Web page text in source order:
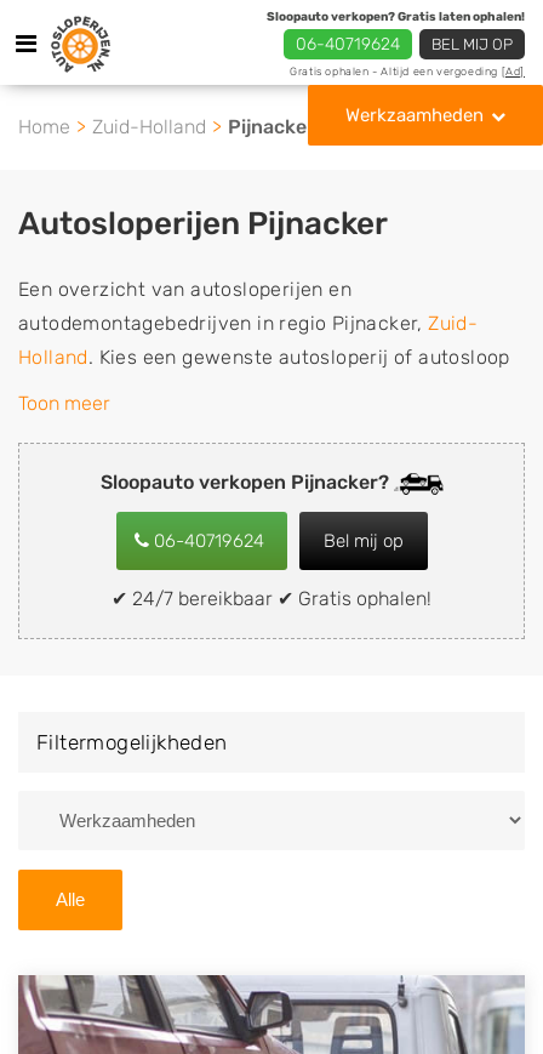
Sloopauto verkopen? Gratis laten ophalen!
06-40719624 BEL MIJ OP
Gratis ophalen - Altijd een vergoeding [Ad]
Werkzaamheden
Home Zuid-Holland Pijnacker
Sloopauto verkopen Pijnacker?
06-40719624 Bel mij op
✔ 24/7 bereikbaar ✔ Gratis ophalen!
Autosloperijen Pijnacker
Een overzicht van autosloperijen en
autodemontagebedrijven in regio Pijnacker,Zuid-
Holland. Kies een gewenste autosloperij of autosloop
uit de lijst die gespecialiseerd is in de verkoop van
de inkoop van sloopauto's, schadeauto's en
tweedehands auto's (ook zonder apk keuring). Wilt u
uw auto, camper, vrachtwagen, motor of brommobiel
snel en eenvoudig verkopen aan een
demontagebedrijf in de buurt, deze zelf wegbrengen
naar de sloop of deze liever laten ophalen op een
van Pijnacker en ontvang een vergoeding voor uw
Zoekt u liever naar een sloperij in een andere plaats of
U kunt er ook voor kiezen om direct uw sloopauto te
verkopen en op te laten halen door de Sloopauto
Ophaaldienst van Autosloperijen.nl. Wij kunnen uw
Toon meer
Filtermogelijkheden
Alle